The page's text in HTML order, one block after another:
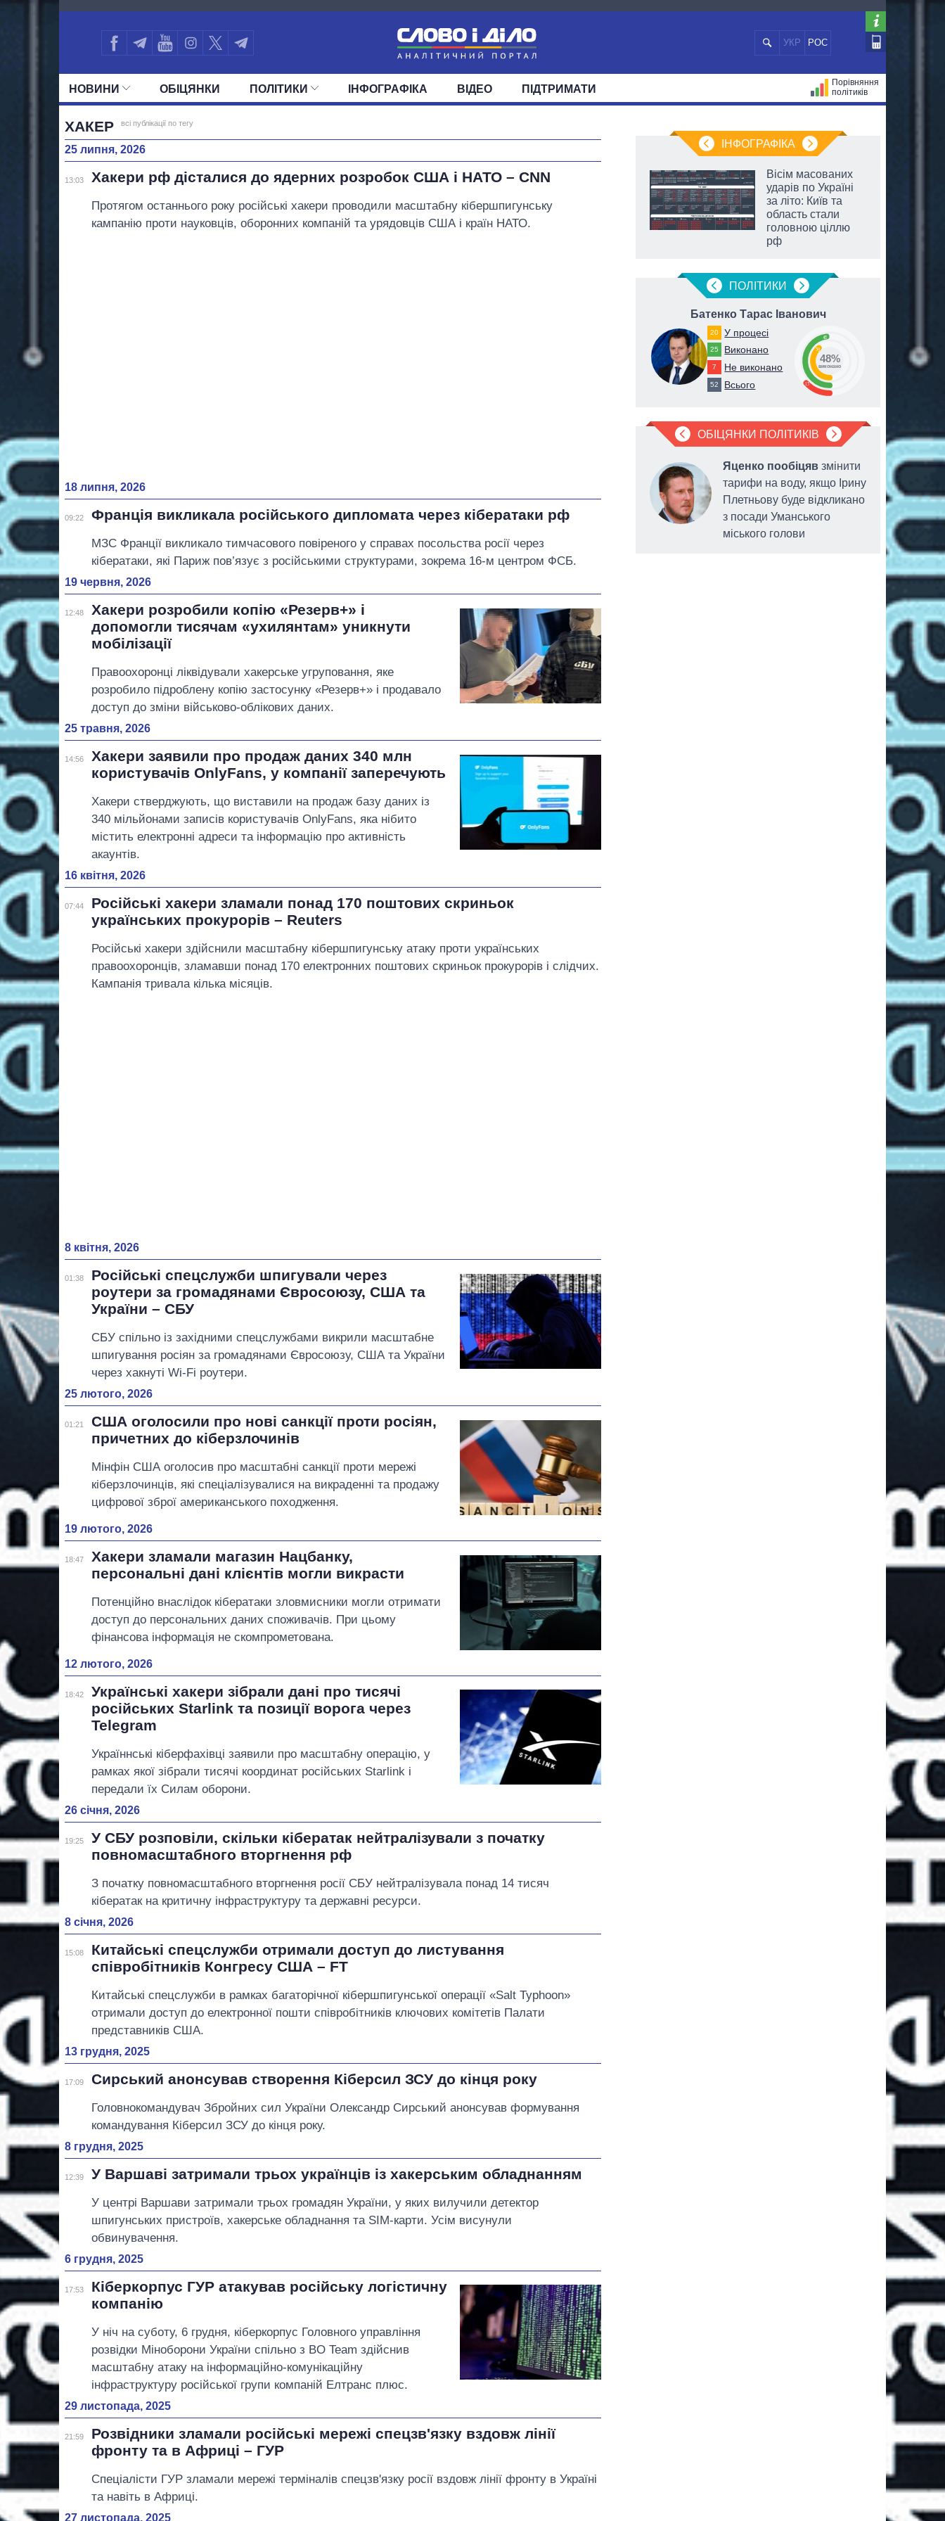
2144
УКР РОС
НОВИНИ ОБIЦЯНКИ ПОЛIТИКИ
УСІ ПОЛІТИКИ
ІНФОГРАФІКА ВІДЕО ПІДТРИМАТИ
Порівняння
політиків
ХАКЕР всі публікації по тегу
25 липня, 2026
13:03 Хакери рф дісталися до ядерних розробок США і НАТО – CNN
Протягом останнього року російські хакери проводили масштабну кібершпигунську
кампанію проти науковців, оборонних компаній та урядовців США і країн НАТО.
18 липня, 2026
09:22 Франція викликала російського дипломата через кібератаки рф
МЗС Франції викликало тимчасового повіреного у справах посольства росії через
кібератаки, які Париж пов’язує з російськими структурами, зокрема 16-м центром ФСБ.
19 червня, 2026
12:48
Хакери розробили копію «Резерв+» і
допомогли тисячам «ухилянтам» уникнути
мобілізації
Правоохоронці ліквідували хакерське угруповання, яке
розробило підроблену копію застосунку «Резерв+» і продавало
доступ до зміни військово-облікових даних.
25 травня, 2026
14:56
Хакери заявили про продаж даних 340 млн
користувачів OnlyFans, у компанії заперечують
Хакери стверджують, що виставили на продаж базу даних із
340 мільйонами записів користувачів OnlyFans, яка нібито
містить електронні адреси та інформацію про активність
акаунтів.
16 квітня, 2026
07:44
Російські хакери зламали понад 170 поштових скриньок
українських прокурорів – Reuters
Російські хакери здійснили масштабну кібершпигунську атаку проти українських
правоохоронців, зламавши понад 170 електронних поштових скриньок прокурорів і слідчих.
Кампанія тривала кілька місяців.
8 квітня, 2026
01:38
Російські спецслужби шпигували через
роутери за громадянами Євросоюзу, США та
України – СБУ
СБУ спільно із західними спецслужбами викрили масштабне
шпигування росіян за громадянами Євросоюзу, США та України
через хакнуті Wi-Fi роутери.
25 лютого, 2026
01:21
США оголосили про нові санкції проти росіян,
причетних до кіберзлочинів
Мінфін США оголосив про масштабні санкції проти мережі
кіберзлочинців, які спеціалізувалися на викраденні та продажу
цифрової зброї американського походження.
19 лютого, 2026
18:47
Хакери зламали магазин Нацбанку,
персональні дані клієнтів могли викрасти
Потенційно внаслідок кібератаки зловмисники могли отримати
доступ до персональних даних споживачів. При цьому
фінансова інформація не скомпрометована.
12 лютого, 2026
18:42
Українські хакери зібрали дані про тисячі
російських Starlink та позиції ворога через
Telegram
Україннські кіберфахівці заявили про масштабну операцію, у
рамках якої зібрали тисячі координат російських Starlink і
передали їх Силам оборони.
26 січня, 2026
19:25
У СБУ розповіли, скільки кібератак нейтралізували з початку
повномасштабного вторгнення рф
З початку повномасштабного вторгнення росії СБУ нейтралізувала понад 14 тисяч
кібератак на критичну інфраструктуру та державні ресурси.
8 січня, 2026
15:08
Китайські спецслужби отримали доступ до листування
співробітників Конгресу США – FT
Китайські спецслужби в рамках багаторічної кібершпигунської операції «Salt Typhoon»
отримали доступ до електронної пошти співробітників ключових комітетів Палати
представників США.
13 грудня, 2025
17:09 Сирський анонсував створення Кіберсил ЗСУ до кінця року
Головнокомандувач Збройних сил України Олександр Сирський анонсував формування
командування Кіберсил ЗСУ до кінця року.
8 грудня, 2025
12:39 У Варшаві затримали трьох українців із хакерським обладнанням
У центрі Варшави затримали трьох громадян України, у яких вилучили детектор
шпигунських пристроїв, хакерське обладнання та SIM-карти. Усім висунули
обвинувачення.
6 грудня, 2025
17:53
Кіберкорпус ГУР атакував російську логістичну
компанію
У ніч на суботу, 6 грудня, кіберкорпус Головного управління
розвідки Міноборони України спільно з BO Team здійснив
масштабну атаку на інформаційно-комунікаційну
інфраструктуру російської групи компаній Елтранс плюс.
29 листопада, 2025
21:59
Розвідники зламали російські мережі спецзв'язку вздовж лінії
фронту та в Африці – ГУР
Спеціалісти ГУР зламали мережі терміналів спецзв'язку росії вздовж лінії фронту в Україні
та навіть в Африці.
27 листопада, 2025
ІНФОГРАФІКА
Скільки картоплі
Україні до і під час
великої війни
Вісім масованих
ударів по Україні
за літо: Київ та
область стали
головною ціллю
рф
ПОЛIТИКИ
Батенко Тарас Іванович
20 У процесі
25 Виконано
7 Не виконано
52 Всього 13
48
39
48%
виконано
ОБІЦЯНКИ ПОЛІТИКІВ
уряд запровадить
портфельні гарантії для
Яценко пообіцяв змінити
тарифи на воду, якщо Ірину
Плетньову буде відкликано
з посади Уманського
міського голови